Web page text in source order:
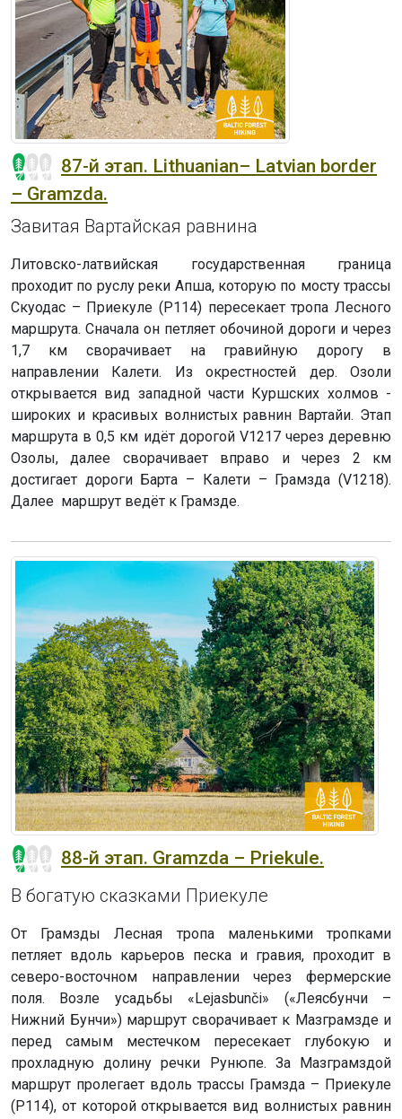
87-й этап. Lithuanian– Latvian border
– Gramzda.
Завитая Вартайская равнина
Литовско-латвийская государственная граница
проходит по руслу реки Апша, которую по мосту трассы
Скуодас – Приекуле (P114) пересекает тропа Лесного
маршрута. Сначала он петляет обочиной дороги и через
1,7 км сворачивает на гравийную дорогу в
направлении Калети. Из окрестностей дер. Озоли
открывается вид западной части Куршских холмов -
широких и красивых волнистых равнин Вартайи. Этап
маршрута в 0,5 км идёт дорогой V1217 через деревню
Озолы, далее сворачивает вправо и через 2 км
достигает дороги Барта – Калети – Грамзда (V1218).
Далее маршрут ведёт к Грамзде.
88-й этап. Gramzda – Priekule.
В богатую сказками Приекуле
От Грамзды Лесная тропа маленькими тропками
петляет вдоль карьеров песка и гравия, проходит в
северо-восточном направлении через фермерские
поля. Возле усадьбы «Lejasbunči» («Леясбунчи –
Нижний Бунчи») маршрут сворачивает к Мазграмзде и
перед самым местечком пересекает глубокую и
прохладную долину речки Рунюпе. За Мазграмздой
маршрут пролегает вдоль трассы Грамзда – Приекуле
(P114), от которой открывается вид волнистых равнин